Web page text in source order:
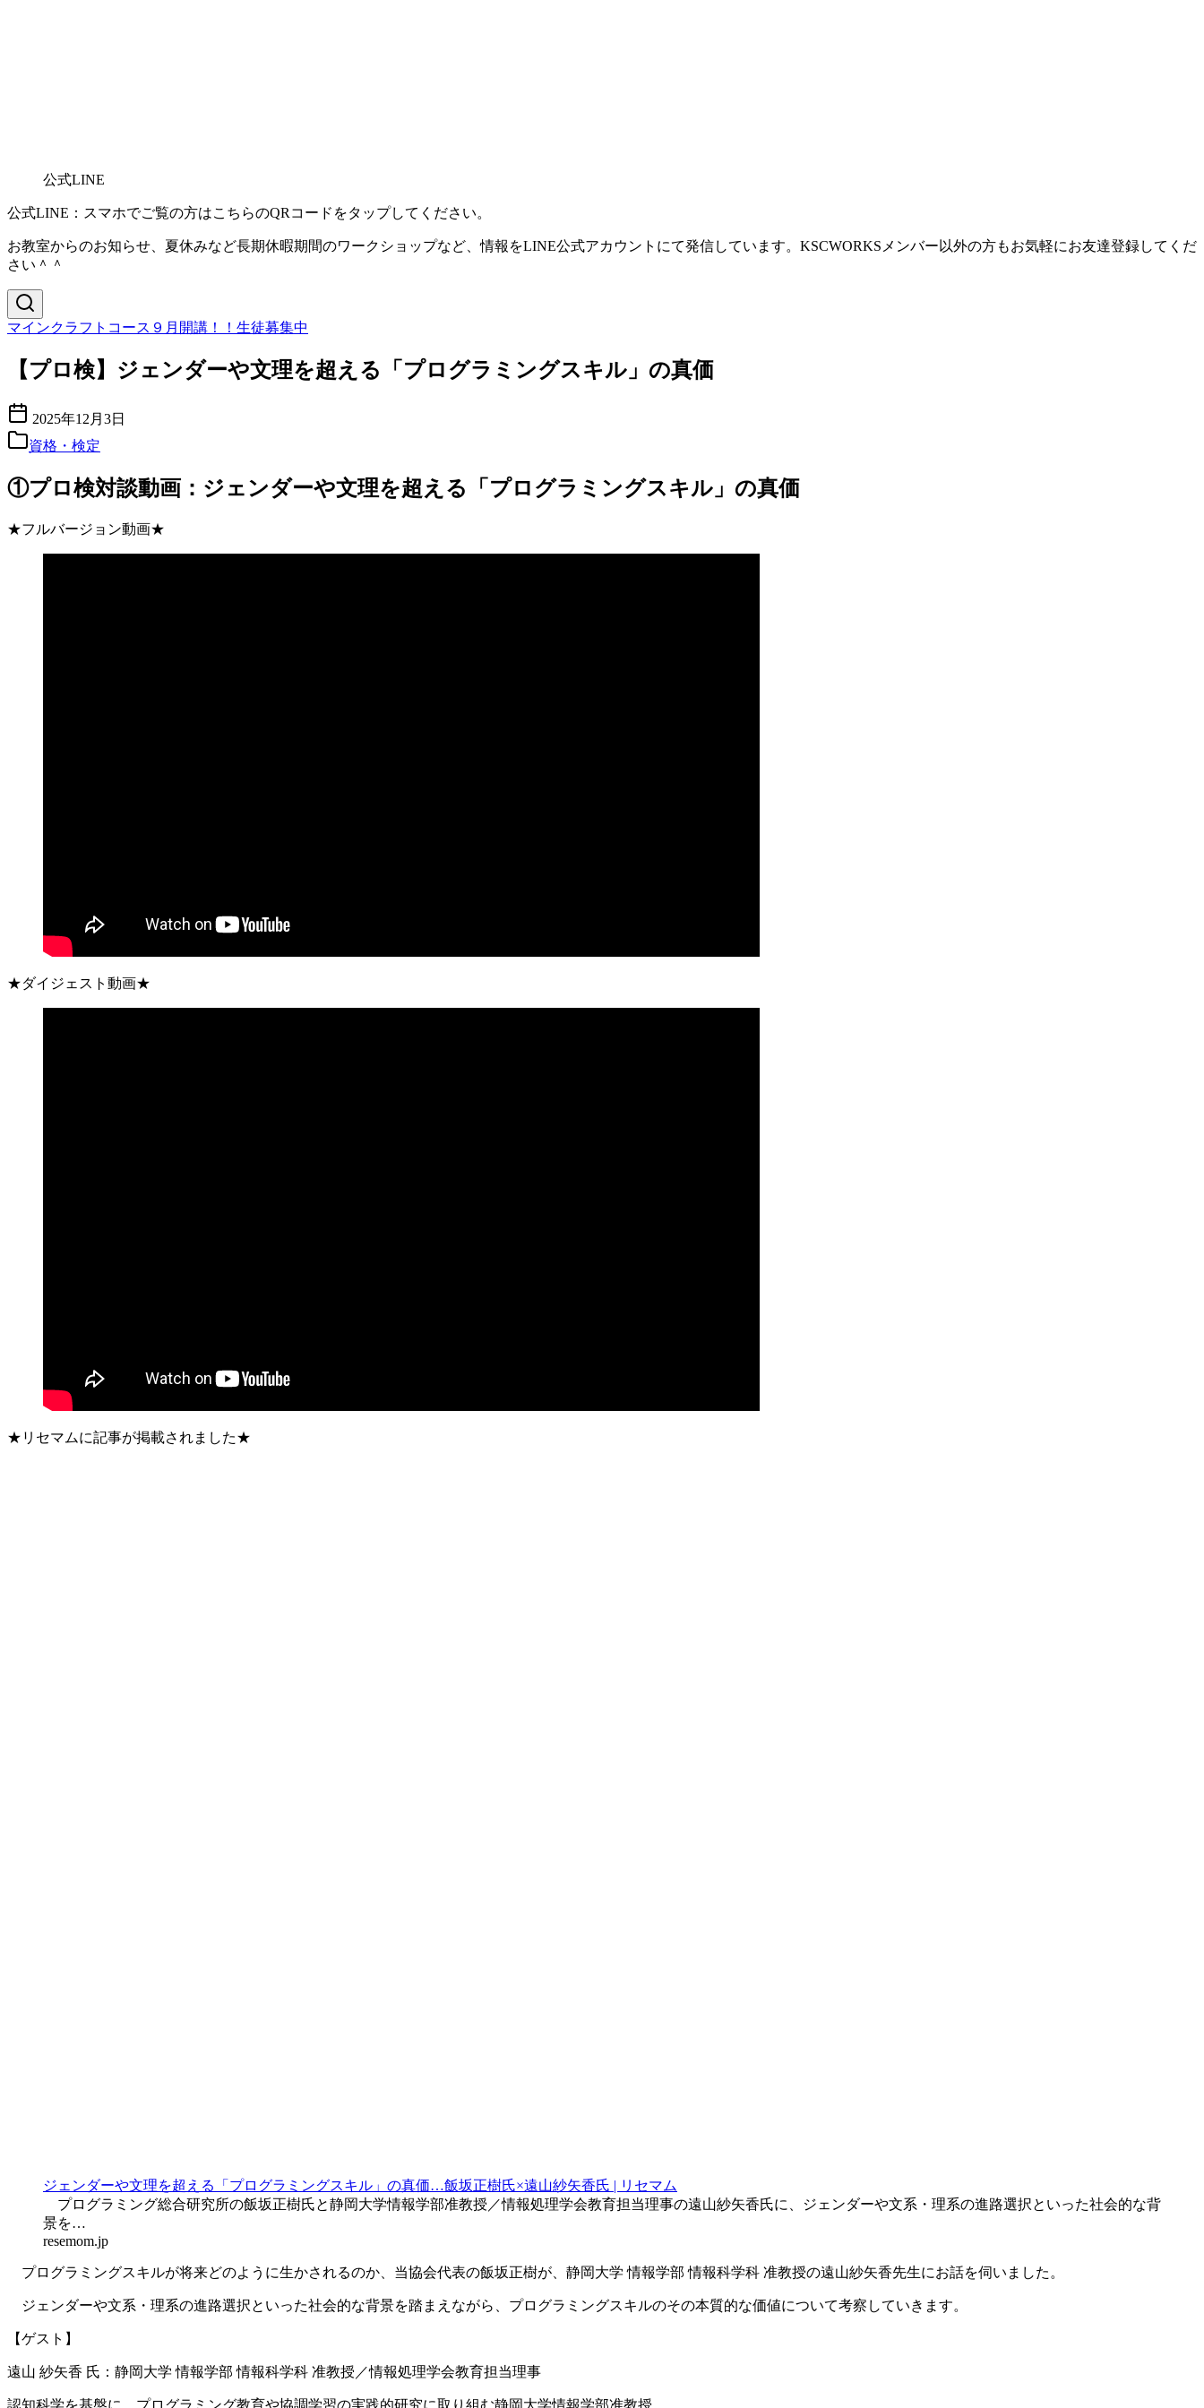
公式LINE
公式LINE：スマホでご覧の方はこちらのQRコードをタップしてください。
お教室からのお知らせ、夏休みなど長期休暇期間のワークショップなど、情報をLINE公式アカウントにて発信しています。KSCWORKSメンバー以外の方もお気軽にお友達登録してくだ
さい＾＾
マインクラフトコース９月開講！！生徒募集中
【プロ検】ジェンダーや文理を超える「プログラミングスキル」の真価
2025年12月3日
資格・検定
①プロ検対談動画：ジェンダーや文理を超える「プログラミングスキル」の真価
★フルバージョン動画★
★ダイジェスト動画★
★リセマムに記事が掲載されました★
ジェンダーや文理を超える「プログラミングスキル」の真価…飯坂正樹氏×遠山紗矢香氏 | リセマム
プログラミング総合研究所の飯坂正樹氏と静岡大学情報学部准教授／情報処理学会教育担当理事の遠山紗矢香氏に、ジェンダーや文系・理系の進路選択といった社会的な背
景を…
resemom.jp
プログラミングスキルが将来どのように生かされるのか、当協会代表の飯坂正樹が、静岡大学 情報学部 情報科学科 准教授の遠山紗矢香先生にお話を伺いました。
ジェンダーや文系・理系の進路選択といった社会的な背景を踏まえながら、プログラミングスキルのその本質的な価値について考察していきます。
【ゲスト】
遠山 紗矢香 氏：静岡大学 情報学部 情報科学科 准教授／情報処理学会教育担当理事